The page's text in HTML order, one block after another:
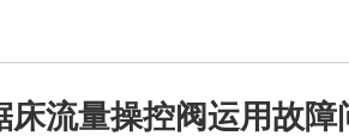
床流量操控阀运用故障